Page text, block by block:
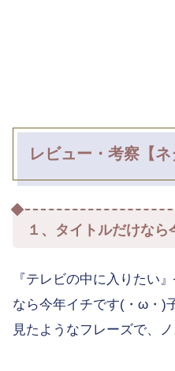
レビュー・考察【ネ
１、タイトルだけなら
『テレビの中に入りたい
なら今年イチです(・ω・)
見たようなフレーズで、ノ